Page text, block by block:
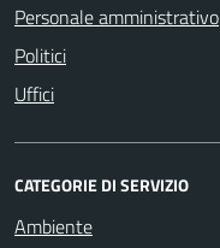
Personale amministrativo
Politici
Uffici
CATEGORIE DI SERVIZIO
Ambiente